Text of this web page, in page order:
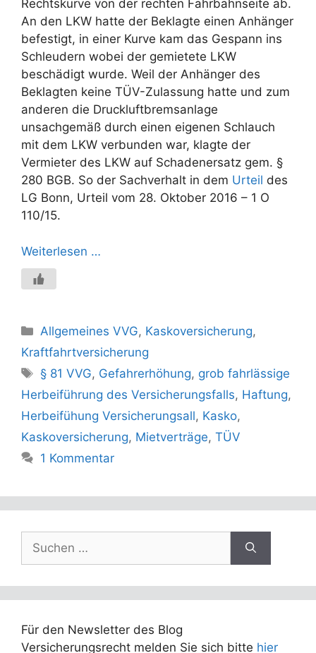
Rechtskurve von der rechten Fahrbahnseite ab.
An den LKW hatte der Beklagte einen Anhänger
befestigt, in einer Kurve kam das Gespann ins
Schleudern wobei der gemietete LKW
beschädigt wurde. Weil der Anhänger des
Beklagten keine TÜV-Zulassung hatte und zum
anderen die Druckluftbremsanlage
unsachgemäß durch einen eigenen Schlauch
mit dem LKW verbunden war, klagte der
Vermieter des LKW auf Schadenersatz gem. §
280 BGB. So der Sachverhalt in dem Urteil des
LG Bonn, Urteil vom 28. Oktober 2016 – 1 O
110/15.
Weiterlesen …
Kategorien
Allgemeines VVG, Kaskoversicherung,
Kraftfahrtversicherung
Schlagwörter
§ 81 VVG, Gefahrerhöhung, grob fahrlässige
Herbeiführung des Versicherungsfalls, Haftung,
Herbeifühung Versicherungsall, Kasko,
Kaskoversicherung, Mietverträge, TÜV
1 Kommentar
nach:
Für den Newsletter des Blog
Versicherungsrecht melden Sie sich bitte hier